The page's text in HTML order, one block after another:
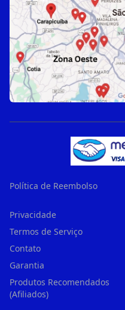
Política de Reembolso
Privacidade
Termos de Serviço
Contato
Garantia
Produtos Recomendados
(Afiliados)